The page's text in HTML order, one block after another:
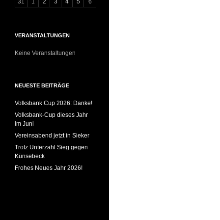
VERANSTALTUNGEN
Keine Veranstaltungen
NEUESTE BEITRÄGE
Volksbank Cup 2026: Danke!
Volksbank-Cup dieses Jahr
im Juni
Vereinsabend jetzt in Sieker
Trotz Unterzahl Sieg gegen
Künsebeck
Frohes Neues Jahr 2026!